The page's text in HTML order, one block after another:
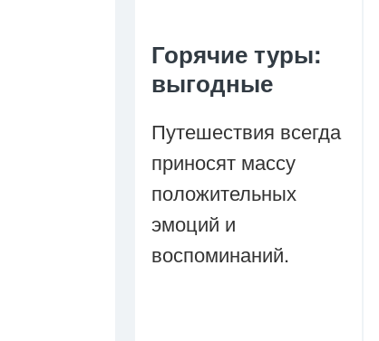
Горячие туры:
выгодные
Путешествия всегда
приносят массу
положительных
эмоций и
воспоминаний.